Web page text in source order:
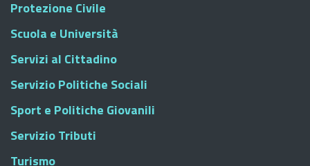
Protezione Civile
Scuola e Università
Servizi al Cittadino
Servizio Politiche Sociali
Sport e Politiche Giovanili
Servizio Tributi
Turismo